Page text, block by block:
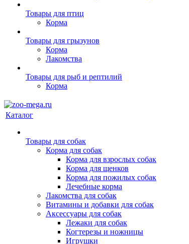
Товары для птиц
Корма
Товары для грызунов
Корма
Лакомства
Товары для рыб и рептилий
Корма
Каталог
Товары для собак
Корма для собак
Корма для взрослых собак
Корма для щенков
Корма для пожилых собак
Лечебные корма
Лакомства для собак
Витамины и добавки для собак
Аксессуары для собак
Лежаки для собак
Когтерезы и ножницы
Игрушки